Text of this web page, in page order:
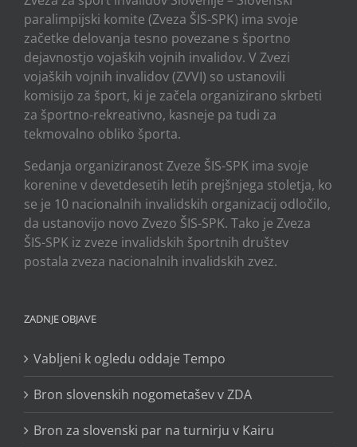
paralimpijski komite (Zveza ŠIS-SPK) ima svoje
začetke delovanja tesno povezane s športno
dejavnostjo vojaških vojnih invalidov. V Zvezi
vojaških vojnih invalidov (ZVVI) so ustanovili
komisijo za šport, ki je začela organizirano skrbeti
za športno-rekreativno, kasneje pa tudi za
tekmovalno obliko športa.
Sedanja organiziranost Zveze ŠIS-SPK ima svoje
korenine v devetdesetih letih prejšnjega stoletja, ko
se je 10 nacionalnih invalidskih organizacij odločilo,
da ustanovijo novo Zvezo ŠIS-SPK. Tako je Zveza
ŠIS-SPK iz zveze invalidskih športnih društev
postala zveza nacionalnih invalidskih zvez.
ZADNJE OBJAVE
Vabljeni k ogledu oddaje Tempo
Bron slovenskih nogometašev v ZDA
Bron za slovenski par na turnirju v Kairu